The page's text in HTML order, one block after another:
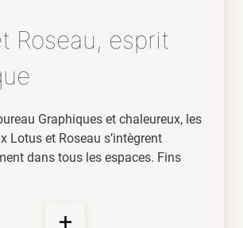
Roseau, esprit
Graphiques et chaleureux, les
Lotus et Roseau s’intègrent
dans tous les espaces. Fins